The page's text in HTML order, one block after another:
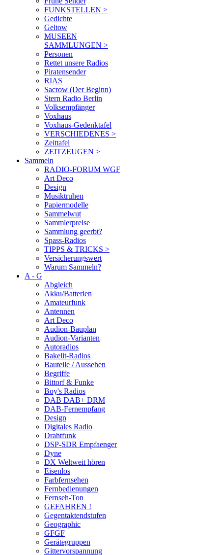
FUNKSTELLEN >
Gedichte
Geltow
MUSEEN
SAMMLUNGEN >
Personen
Rettet unsere Radios
Piratensender
RIAS
Sacrow (Der Beginn)
Stern Radio Berlin
Volksempfänger
Voxhaus
Voxhaus-Gedenktafel
VERSCHIEDENES >
Zeittafel
ZEITZEUGEN >
Sammeln
RADIO-FORUM WGF
Art Deco
Design
Musiktruhen
Papiermodelle
Sammelwut
Sammlerpreise
Sammlung geerbt?
Spass-Radios
TIPPS & TRICKS >
Versicherungswert
Warum Sammeln?
A - G
Abgleich
Akku/Batterien
Amateurfunk
Antennen
Art Deco
Audion-Bauplan
Audion-Varianten
Autoradios
Bakelit-Radios
Bauteile / Aussehen
Begriffe
Bittorf & Funke
Boy's Radios
DAB DAB+ DRM
DAB-Fernempfang
Design
Digitales Radio
Drahtfunk
DSP-SDR Empfaenger
Dyne
DX Weltweit hören
Eisenlos
Farbfernsehen
Fernbedienungen
Fernseh-Ton
GEFAHREN !
Gegentaktendstufen
Geographic
GFGF
Gerätegruppen
Gittervorspannung